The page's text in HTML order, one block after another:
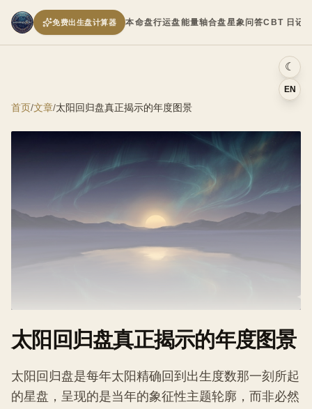
本命盘行运盘能量轴合盘星象问答CBT 日记
免费出生盘计算器
☾
EN
首页/文章/太阳回归盘真正揭示的年度图景
太阳回归盘真正揭示的年度图景
太阳回归盘是每年太阳精确回到出生度数那一刻所起
的星盘，呈现的是当年的象征性主题轮廓，而非必然